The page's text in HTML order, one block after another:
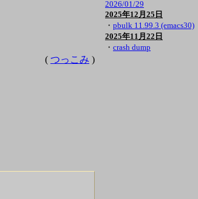
( つっこみ )
2026/01/29
2025年12月25日
・ pbulk 11.99.3 (emacs30)
2025年11月22日
・ crash dump